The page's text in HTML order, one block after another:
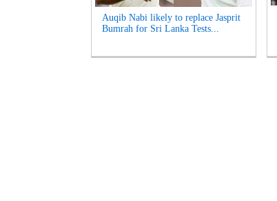
Auqib Nabi likely to replace Jasprit
Bumrah for Sri Lanka Tests...